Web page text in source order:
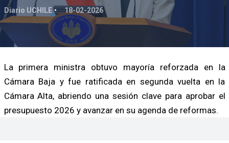
Diario UCHILE 18-02-2026
La primera ministra obtuvo mayoría reforzada en la
Cámara Baja y fue ratificada en segunda vuelta en la
Cámara Alta, abriendo una sesión clave para aprobar el
presupuesto 2026 y avanzar en su agenda de reformas.